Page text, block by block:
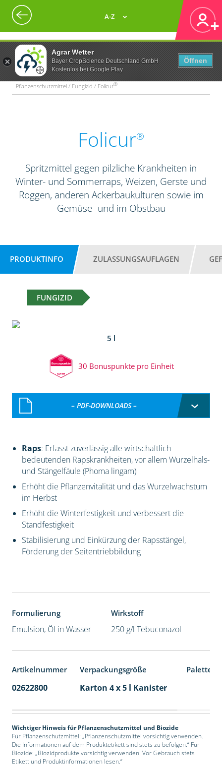
Agrar Wetter
Bayer CropScience Deutschland GmbH
Kostenlos bei Google Play
Öffnen
A-Z
Pflanzenschutzmittel / Fungizid / Folicur®
Folicur®
Spritzmittel gegen pilzliche Krankheiten in
Winter- und Sommerraps, Weizen, Gerste und
Roggen, anderen Ackerbaukulturen sowie im
Gemüse- und im Obstbau
PRODUKTINFO ZULASSUNGSAUFLAGEN
FUNGIZID
5 l
30 Bonuspunkte pro Einheit
– PDF-DOWNLOADS –
Raps: Erfasst zuverlässig alle wirtschaftlich
bedeutenden Rapskrankheiten, vor allem Wurzelhals-
und Stängelfäule (Phoma lingam)
Erhöht die Pflanzenvitalität und das Wurzelwachstum
im Herbst
Erhöht die Winterfestigkeit und verbessert die
Standfestigkeit
Stabilisierung und Einkürzung der Rapsstängel,
Förderung der Seitentriebbildung
Formulierung
Emulsion, Öl in Wasser
Wirkstoff
250 g/l Tebuconazol
Artikelnummer Verpackungsgröße
02622800 Karton 4 x 5 l Kanister
Wichtiger Hinweis für Pflanzenschutzmittel und Biozide
Für Pflanzenschutzmittel: „Pflanzenschutzmittel vorsichtig verwenden.
Die Informationen auf dem Produktetikett sind stets zu befolgen.“ Für
Biozide: „Biozidprodukte vorsichtig verwenden. Vor Gebrauch stets
Etikett und Produktinformationen lesen.“